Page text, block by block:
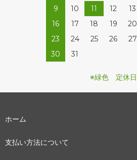
9
10 11 12 13
16
17 18 19 20
23
24 25 26 27
30
31
※緑色 定休日
ホーム
支払い方法について